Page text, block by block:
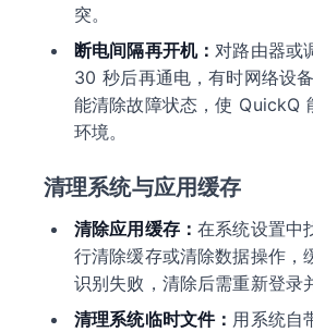
突。
断电间隔再开机：对路由器或
30 秒后再通电，有时网络设
能清除故障状态，使 QuickQ
环境。
清理系统与应用缓存
清除应用缓存：在系统设置中
行清除缓存或清除数据操作，
识别失败，清除后需重新登录
清理系统临时文件： 用系统自